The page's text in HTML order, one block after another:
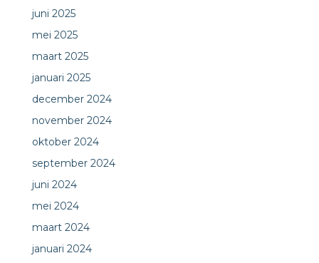
juni 2025
mei 2025
maart 2025
januari 2025
december 2024
november 2024
oktober 2024
september 2024
juni 2024
mei 2024
maart 2024
januari 2024